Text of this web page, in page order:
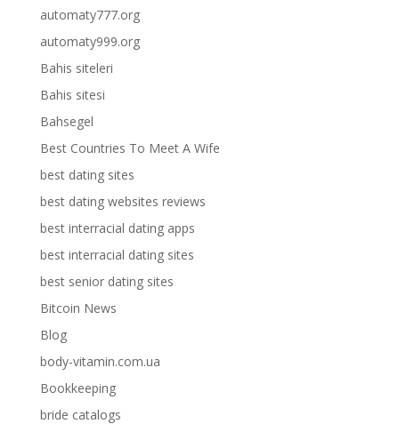
automaty777.org
automaty999.org
Bahis siteleri
Bahis sitesi
Bahsegel
Best Countries To Meet A Wife
best dating sites
best dating websites reviews
best interracial dating apps
best interracial dating sites
best senior dating sites
Bitcoin News
Blog
body-vitamin.com.ua
Bookkeeping
bride catalogs